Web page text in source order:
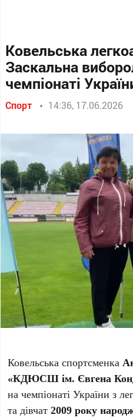
Ковельська
Заскальна
чемпіонаті
Спорт 14:36, 17.06.2026
Ковельська спортсменка
«КДЮСШ ім. Євгена
на чемпіонаті України з
та дівчат2009 року